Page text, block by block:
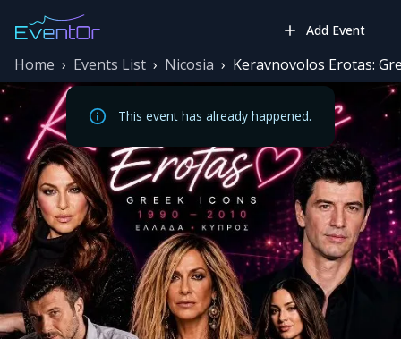
Add Event
This event has already happened.
Home › Events List › Nicosia › Keravnovolos Erotas: